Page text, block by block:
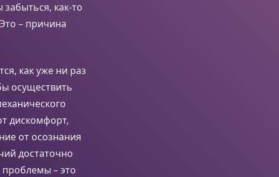
как-то
– причина
как уже ни раз
осуществить
дискомфорт,
от осознания
достаточно
проблемы – это